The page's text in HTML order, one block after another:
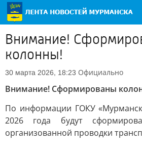
Внимание!
колонны!
30 марта 2026, 18:23 Официально
Внимание! Сформированы
По информации ГОКУ
2026 года будут
организованной проводки